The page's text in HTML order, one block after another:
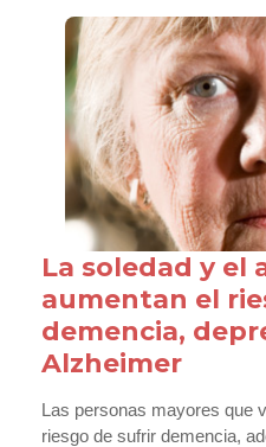
La soledad y el
aumentan el
demencia,
Alzheimer
Las personas mayores que
riesgo de sufrir demencia,